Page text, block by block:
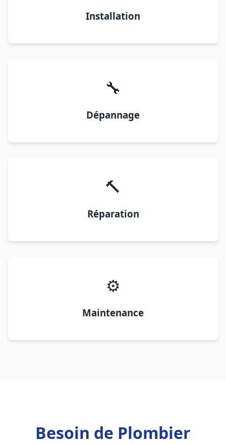
Installation
🔧
Dépannage
🔨
Réparation
⚙️
Maintenance
Besoin de Plombier